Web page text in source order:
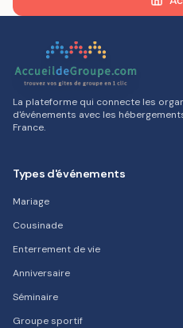
La plateforme qui connecte les
d'événements avec les
France.
Types d'événements
Mariage
Cousinade
Enterrement de vie
Anniversaire
Séminaire
Groupe sportif